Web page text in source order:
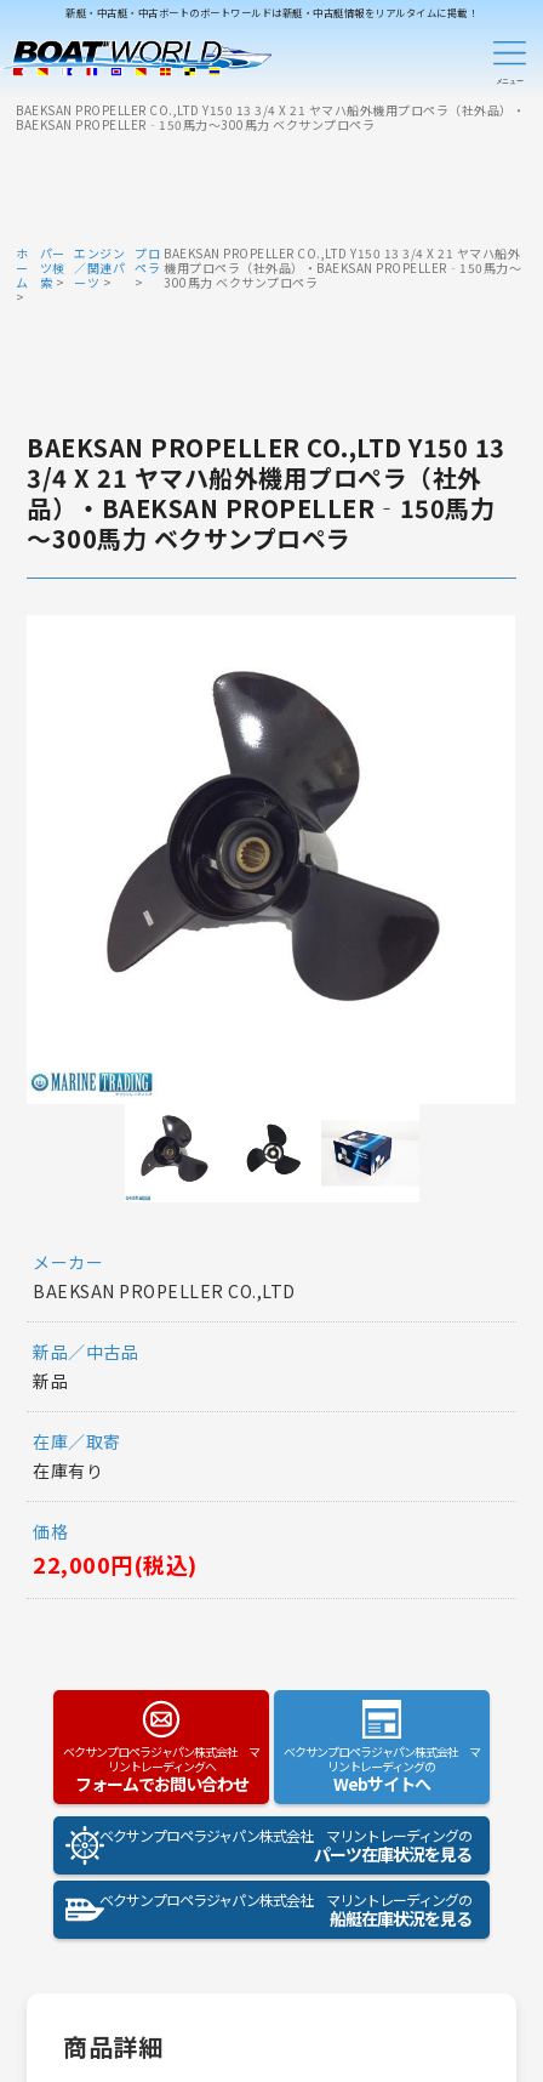
新艇・中古艇・中古ボートのボートワールドは新艇・中古艇情報をリアルタイムに掲載！
BAEKSAN PROPELLER CO.,LTD Y150 13 3/4 X 21 ヤマハ船外機用プロペラ（社外品）・
BAEKSAN PROPELLER‐150馬力～300馬力 ベクサンプロペラ
ホ
ー
ム
パー
ツ検
索
エンジン
／関連パ
ーツ
プロ
ペラ
BAEKSAN PROPELLER CO.,LTD Y150 13 3/4 X 21 ヤマハ船外
機用プロペラ（社外品）・BAEKSAN PROPELLER‐150馬力～
300馬力 ベクサンプロペラ
BAEKSAN PROPELLER CO.,LTD Y150 13
3/4 X 21 ヤマハ船外機用プロペラ（社外
品）・BAEKSAN PROPELLER‐150馬力
～300馬力 ベクサンプロペラ
メーカー
BAEKSAN PROPELLER CO.,LTD
新品／中古品
新品
在庫／取寄
在庫有り
価格
22,000円(税込)
ベクサンプロペラジャパン株式会社 マ
リントレーディングへ
フォームでお問い合わせ
ベクサンプロペラジャパン株式会社 マ
リントレーディングの
Webサイトへ
ベクサンプロペラジャパン株式会社 マリントレーディングの
パーツ在庫状況を見る
ベクサンプロペラジャパン株式会社 マリントレーディングの
船艇在庫状況を見る
商品詳細